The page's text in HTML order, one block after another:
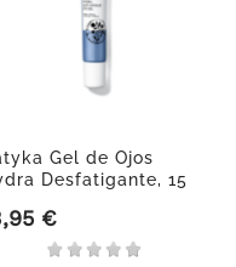
Gel de Ojos
Desfatigante, 15
€